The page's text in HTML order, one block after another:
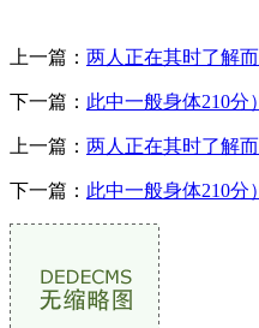
上一篇： 两人正在其时了解而
下一篇： 此中一般身体210分
上一篇： 两人正在其时了解而
下一篇： 此中一般身体210分